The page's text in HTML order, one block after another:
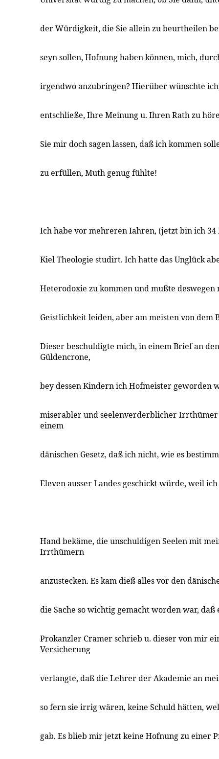
der Würdigkeit, die Sie allein zu beurtheilen
seyn sollen, Hofnung haben können, mich,
irgendwo anzubringen? Hierüber wünschte
entschließe, Ihre Meinung u. Ihren Rath zu
Sie mir doch sagen lassen, daß ich kommen
zu erfüllen, Muth genug fühlte!
Ich habe vor mehreren Iahren, (jetzt bin ich
Kiel Theologie studirt. Ich hatte das Unglück
Heterodoxie zu kommen und mußte deswegen
Geistlichkeit leiden, aber am meisten von dem
Dieser beschuldigte mich, in einem Brief an
Güldencrone,
bey dessen Kindern ich Hofmeister geworden
miserabler und seelenverderblicher Irrthümer
einem
dänischen Gesetz, daß ich nicht, wie es
Eleven ausser Landes geschickt würde, weil
Hand bekäme, die unschuldigen Seelen mit
Irrthümern
anzustecken. Es kam dieß alles vor den
die Sache so wichtig gemacht worden war, daß
Prokanzler Cramer schrieb u. dieser von mir
Versicherung
verlangte, daß die Lehrer der Akademie an
so fern sie irrig wären, keine Schuld hätten,
gab. Es blieb mir jetzt keine Hofnung zu einer